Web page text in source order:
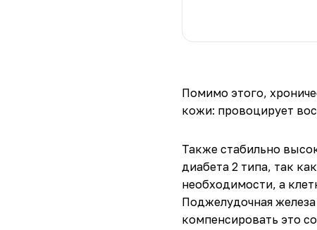
Помимо этого,
кожи: провоцирует
Также стабильно
диабета 2 типа, так
необходимости, а
Поджелудочная
компенсировать это